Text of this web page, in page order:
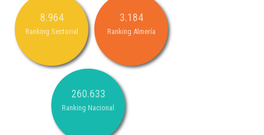
8.964
Ranking Sectorial
3.184
Ranking Almería
260.633
Ranking Nacional